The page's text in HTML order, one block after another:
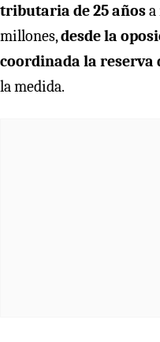
tributaria de 25 añosa
millones,desde la
coordinada la
la medida.